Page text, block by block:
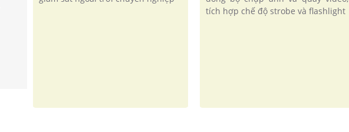
tích hợp chế độ strobe và flashlight